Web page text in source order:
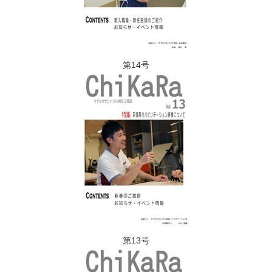
第14号
第13号